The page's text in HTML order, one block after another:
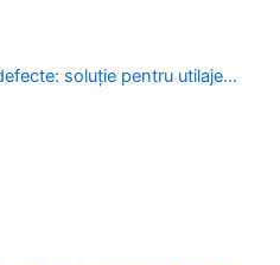
soluție pentru utilaje…